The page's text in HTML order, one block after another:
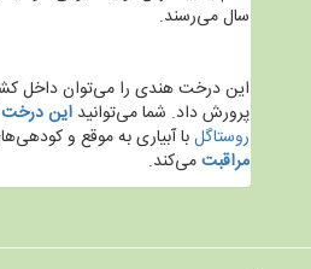
سال می‌رسند.
این درخت هندی را می‌توان داخل
پرورش داد. شما می‌توانید این درخت
روستاگلبا آبیاری به موقع و
مراقبتمی‌کند.